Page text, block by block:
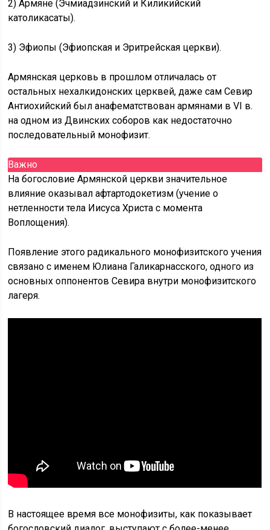
2) Армяне (Эчмиадзинский и Киликийский
католикасаты).
3) Эфиопы (Эфиопская и Эритрейская церкви).
Армянская церковь в прошлом отличалась от
остальных нехалкидонских церквей, даже сам Севир
Антиохийский был анафематствован армянами в VI в.
на одном из Двинских соборов как недостаточно
последовательный монофизит.
Важно
На богословие Армянской церкви значительное
влияние оказывал афтартодокетизм (учение о
нетленности тела Иисуса Христа с момента
Воплощения).
Появление этого радикального монофизитского учения
связано с именем Юлиана Галикарнасского, одного из
основных оппонентов Севира внутри монофизитского
лагеря.
В настоящее время все монофизиты, как показывает